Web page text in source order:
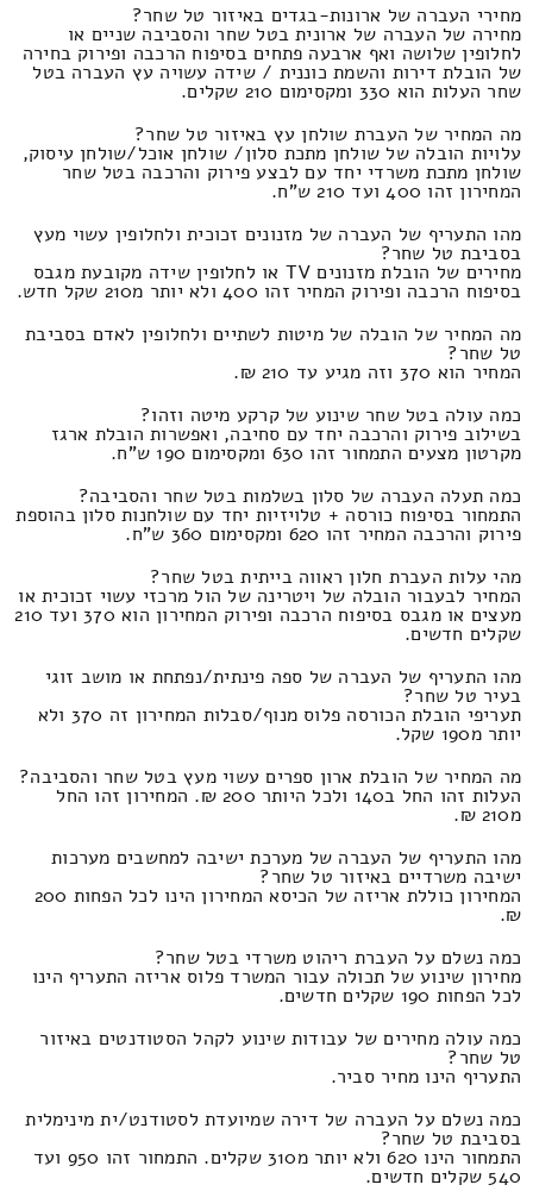
מחירי העברה של ארונות-בגדים באיזור טל שחר?
מחירה של העברה של ארונית בטל שחר והסביבה שניים או
לחלופין שלושה ואף ארבעה פתחים בסיפוח הרכבה ופירוק בחירה
של הובלת דירות והשמת כוננית / שידה עשויה עץ העברה בטל
שחר העלות הוא 330 ומקסימום 210 שקלים.
מה המחיר של העברת שולחן עץ באיזור טל שחר?
עלויות הובלה של שולחן מתכת סלון/ שולחן אוכל/שולחן עיסוק,
שולחן מתכת משרדי יחד עם לבצע פירוק והרכבה בטל שחר
המחירון זהו 400 ועד 210 ש"ח.
מהו התעריף של העברה של מזנונים זכוכית ולחלופין עשוי מעץ
בסביבת טל שחר?
מחירים של הובלת מזנונים TV או לחלופין שידה מקובעת מגבס
בסיפוח הרכבה ופירוק המחיר זהו 400 ולא יותר מ210 שקל חדש.
מה המחיר של הובלה של מיטות לשתיים ולחלופין לאדם בסביבת
טל שחר?
המחיר הוא 370 וזה מגיע עד 210 ₪.
כמה עולה בטל שחר שינוע של קרקע מיטה וזהו?
בשילוב פירוק והרכבה יחד עם סחיבה, ואפשרות הובלת ארגז
מקרטון מצעים התמחור זהו 630 ומקסימום 190 ש"ח.
כמה תעלה העברה של סלון בשלמות בטל שחר והסביבה?
התמחור בסיפוח כורסה + טלויזיות יחד עם שולחנות סלון בהוספת
פירוק והרכבה המחיר זהו 620 ומקסימום 360 ש"ח.
מהי עלות העברת חלון ראווה בייתית בטל שחר?
המחיר לבעבור הובלה של ויטרינה של הול מרכזי עשוי זכוכית או
מעצים או מגבס בסיפוח הרכבה ופירוק המחירון הוא 370 ועד 210
שקלים חדשים.
מהו התעריף של העברה של ספה פינתית/נפתחת או מושב זוגי
בעיר טל שחר?
תעריפי הובלת הכורסה פלוס מנוף/סבלות המחירון זה 370 ולא
יותר מ190 שקל.
מה המחיר של הובלת ארון ספרים עשוי מעץ בטל שחר והסביבה?
העלות זהו החל ב140 ולכל היותר 200 ₪. המחירון זהו החל
מ210 ₪.
מהו התעריף של העברה של מערכת ישיבה למחשבים מערכות
ישיבה משרדיים באיזור טל שחר?
המחירון כוללת אריזה של הכיסא המחירון הינו לכל הפחות 200
₪.
כמה נשלם על העברת ריהוט משרדי בטל שחר?
מחירון שינוע של תכולה עבור המשרד פלוס אריזה התעריף הינו
לכל הפחות 190 שקלים חדשים.
כמה עולה מחירים של עבודות שינוע לקהל הסטודנטים באיזור
טל שחר?
התעריף הינו מחיר סביר.
כמה נשלם על העברה של דירה שמיועדת לסטודנט/ית מינימלית
בסביבת טל שחר?
התמחור הינו 620 ולא יותר מ310 שקלים. התמחור זהו 950 ועד
540 שקלים חדשים.